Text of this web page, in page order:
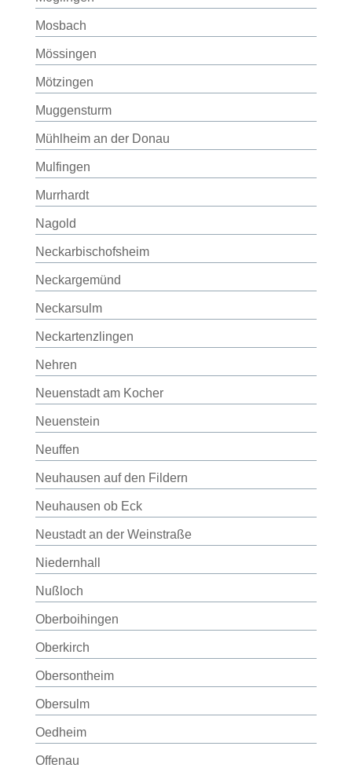
Mosbach
Mössingen
Mötzingen
Muggensturm
Mühlheim an der Donau
Mulfingen
Murrhardt
Nagold
Neckarbischofsheim
Neckargemünd
Neckarsulm
Neckartenzlingen
Nehren
Neuenstadt am Kocher
Neuenstein
Neuffen
Neuhausen auf den Fildern
Neuhausen ob Eck
Neustadt an der Weinstraße
Niedernhall
Nußloch
Oberboihingen
Oberkirch
Obersontheim
Obersulm
Oedheim
Offenau